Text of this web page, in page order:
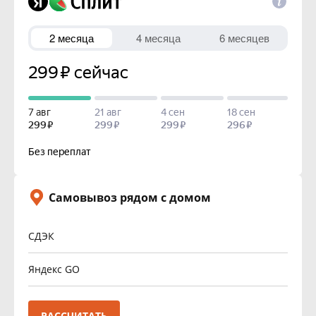
Самовывоз рядом с домом
СДЭК
Яндекс GO